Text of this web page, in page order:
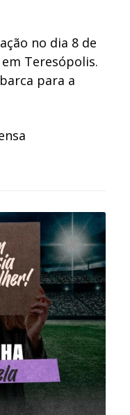
no dia 8 de
Teresópolis.
para a